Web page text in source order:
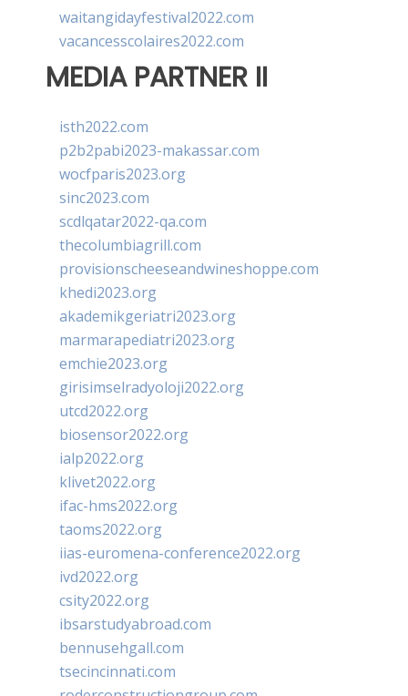
waitangidayfestival2022.com
vacancesscolaires2022.com
MEDIA PARTNER II
isth2022.com
p2b2pabi2023-makassar.com
wocfparis2023.org
sinc2023.com
scdlqatar2022-qa.com
thecolumbiagrill.com
provisionscheeseandwineshoppe.com
khedi2023.org
akademikgeriatri2023.org
marmarapediatri2023.org
emchie2023.org
girisimselradyoloji2022.org
utcd2022.org
biosensor2022.org
ialp2022.org
klivet2022.org
ifac-hms2022.org
taoms2022.org
iias-euromena-conference2022.org
ivd2022.org
csity2022.org
ibsarstudyabroad.com
bennusehgall.com
tsecincinnati.com